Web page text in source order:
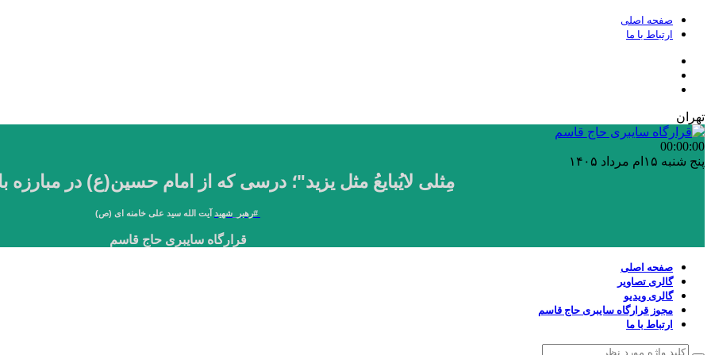
صفحه اصلی
ارتباط با ما
تهران
00:00:00
پنج شنبه ۱۵ام مرداد ۱۴۰۵
مِثلی لایُبایعُ مثل یزید"؛ درسی که از امام حسین(ع) در مبارزه
#رهبر_شهید آیت الله سید علی خامنه ای (ص)
قرارگاه سایبری حاج قاسم
صفحه اصلی
گالری تصاویر
گالری ویدیو
مجوز قرارگاه سایبری حاج قاسم
ارتباط با ما